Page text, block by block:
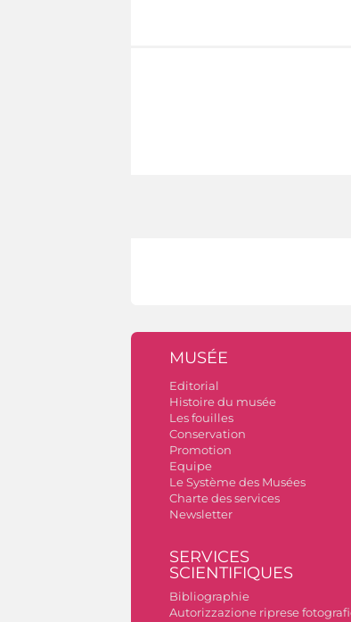
MUSÉE
Editorial
Histoire du musée
Les fouilles
Conservation
Promotion
Equipe
Le Système des Musées
Charte des services
Newsletter
SERVICES
SCIENTIFIQUES
Bibliographie
Autorizzazione riprese